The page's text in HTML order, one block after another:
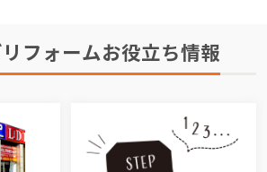
フォームお役立ち情報